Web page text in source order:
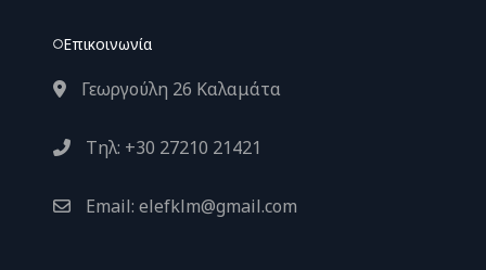
Επικοινωνία
Γεωργούλη 26 Καλαμάτα
Τηλ: +30 27210 21421
Email: elefklm@gmail.com